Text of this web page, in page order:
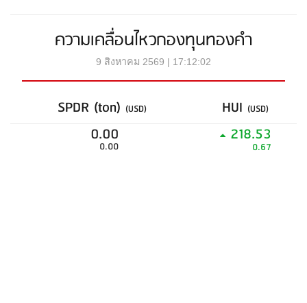
ความเคลื่อนไหวกองทุนทองคำ
9 สิงหาคม 2569 | 17:12:02
SPDR (ton) (USD) HUI (USD)
0.00
0.00
218.53
0.67